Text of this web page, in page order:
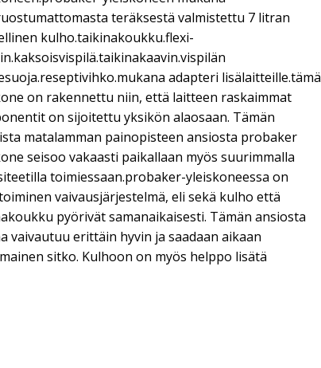
teräksestä valmistettu 7 litran
kulho.taikinakoukku.flexi-
adapteri lisälaitteille.tämä
on rakennettu niin, että laitteen raskaimmat
on sijoitettu yksikön alaosaan. Tämän
matalamman painopisteen ansiosta probaker
seisoo vakaasti paikallaan myös suurimmalla
toimiessaan.probaker-yleiskoneessa on
vaivausjärjestelmä, eli sekä kulho että
pyörivät samanaikaisesti. Tämän ansiosta
vaivautuu erittäin hyvin ja saadaan aikaan
sitko. Kulhoon on myös helppo lisätä